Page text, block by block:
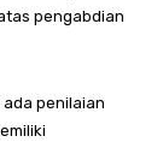
pengabdian
penilaian